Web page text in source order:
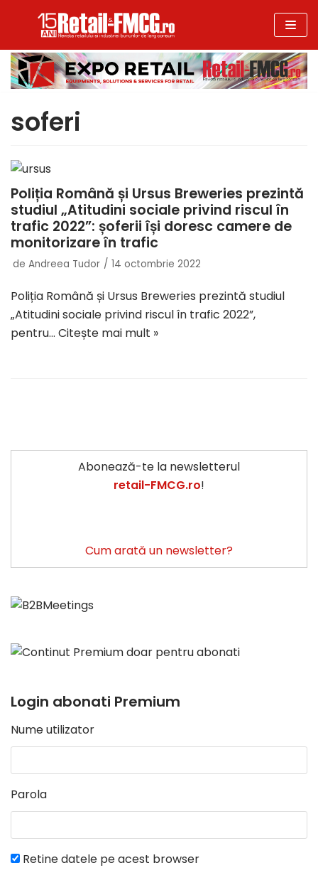
la
conținut
soferi
Poliția Română și Ursus Breweries prezintă
studiul „Atitudini sociale privind riscul în
trafic 2022”: șoferii își doresc camere de
monitorizare în trafic
de Andreea Tudor 14 octombrie 2022
Poliția Română și Ursus Breweries prezintă studiul
„Atitudini sociale privind riscul în trafic 2022”,
pentru… Citește mai mult »
Abonează-te la newsletterul
retail-FMCG.ro!
Cum arată un newsletter?
Login abonati Premium
Nume utilizator
Parola
Retine datele pe acest browser